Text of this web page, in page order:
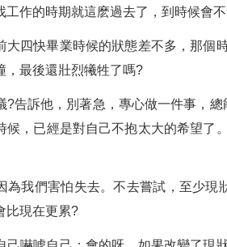
工作的時期就這麽過去了，到時候會
大四快畢業時候的狀態差不多，那個
，最後還壯烈犧牲了嗎?
?告訴他，別著急，專心做一件事，
候，已經是對自己不抱太大的希望
為我們害怕失去。不去嘗試，至少
比現在更累?